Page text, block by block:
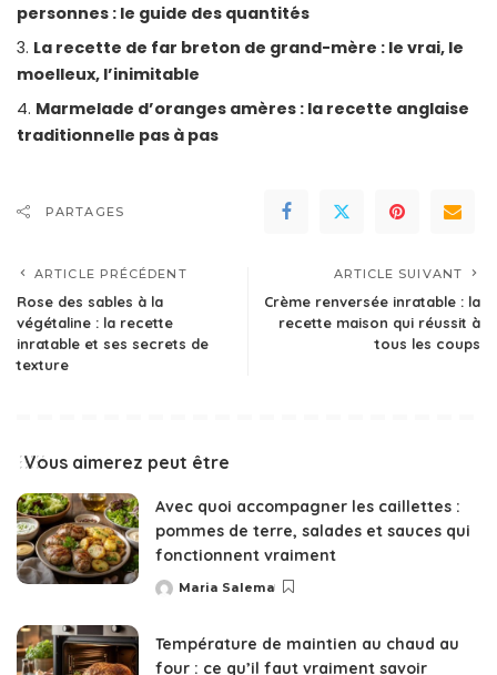
personnes : le guide des quantités
La recette de far breton de grand-mère : le vrai, le
moelleux, l’inimitable
Marmelade d’oranges amères : la recette anglaise
traditionnelle pas à pas
PARTAGES
ARTICLE PRÉCÉDENT
Rose des sables à la
végétaline : la recette
inratable et ses secrets de
texture
ARTICLE SUIVANT
Crème renversée inratable : la
recette maison qui réussit à
tous les coups
Vous aimerez peut être
Avec quoi accompagner les caillettes :
pommes de terre, salades et sauces qui
fonctionnent vraiment
Posted
Maria Salema
Température de maintien au chaud au
four : ce qu’il faut vraiment savoir